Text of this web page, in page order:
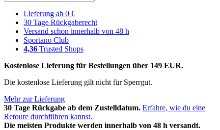
Lieferung ab 0 €
30 Tage Rückgaberecht
Versand schon innerhalb von 48 h
Sportano Club
4,36 Trusted Shops
Kostenlose Lieferung für Bestellungen über 149 EUR.
Die kostenlose Lieferung gilt nicht für Sperrgut.
Mehr zur Lieferung
30 Tage Rückgabe ab dem Zustelldatum. Erfahre, wie du eine
Retoure durchführen kannst.
Die meisten Produkte werden innerhalb von 48 h versandt.